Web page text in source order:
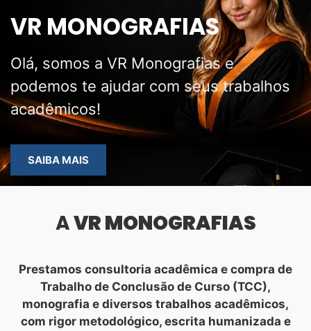
VR MONOGRAFIAS
Olá, somos a VR Monografias e
podemos te ajudar com seus trabalhos
acadêmicos!
SAIBA MAIS
AVR MONOGRAFIAS
Prestamos consultoria acadêmica e compra de
Trabalho de Conclusão de Curso (TCC),
monografia e diversos trabalhos acadêmicos,
com rigor metodológico, escrita humanizada e